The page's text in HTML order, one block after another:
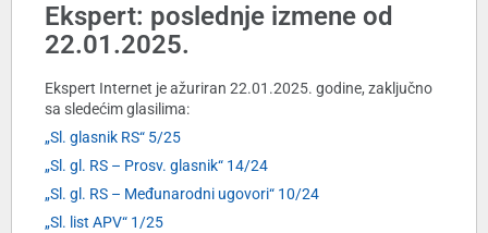
Ekspert: poslednje izmene od
22.01.2025.
Ekspert Internet je ažuriran 22.01.2025. godine, zaključno
sa sledećim glasilima:
„Sl. glasnik RS“ 5/25
„Sl. gl. RS – Prosv. glasnik“ 14/24
„Sl. gl. RS – Međunarodni ugovori“ 10/24
„Sl. list APV“ 1/25